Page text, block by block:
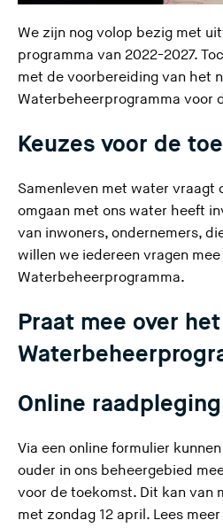
We zijn nog volop bezig met
programma van 2022-2027.
met de voorbereiding van het
Waterbeheerprogramma voor
Keuzes voor de
Samenleven met water vraagt
omgaan met ons water heeft
van inwoners, ondernemers,
willen we iedereen vragen
Waterbeheerprogramma.
Praat mee over het
Online raadpleging
Via een online formulier
ouder in ons beheergebied
voor de toekomst. Dit kan van
met zondag 12 april. Lees